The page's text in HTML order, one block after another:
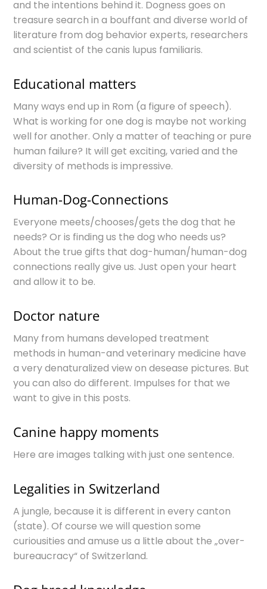
and the intentions behind it. Dogness goes on
treasure search in a bouffant and diverse world of
literature from dog behavior experts, researchers
and scientist of the canis lupus familiaris.
Educational matters
Many ways end up in Rom (a figure of speech).
What is working for one dog is maybe not working
well for another. Only a matter of teaching or pure
human failure? It will get exciting, varied and the
diversity of methods is impressive.
Human-Dog-Connections
Everyone meets/chooses/gets the dog that he
needs? Or is finding us the dog who needs us?
About the true gifts that dog-human/human-dog
connections really give us. Just open your heart
and allow it to be.
Doctor nature
Many from humans developed treatment
methods in human-and veterinary medicine have
a very denaturalized view on desease pictures. But
you can also do different. Impulses for that we
want to give in this posts.
Canine happy moments
Here are images talking with just one sentence.
Legalities in Switzerland
A jungle, because it is different in every canton
(state). Of course we will question some
curiousities and amuse us a little about the „over-
bureaucracy“ of Switzerland.